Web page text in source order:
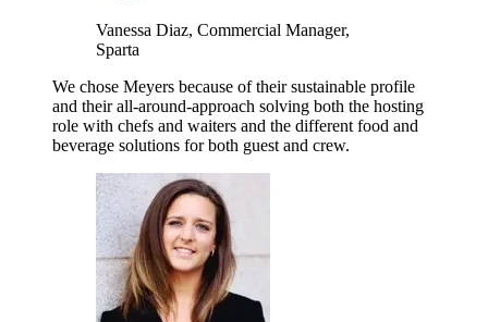
Vanessa Diaz, Commercial Manager,
Sparta
We chose Meyers because of their sustainable profile
and their all-around-approach solving both the hosting
role with chefs and waiters and the different food and
beverage solutions for both guest and crew.